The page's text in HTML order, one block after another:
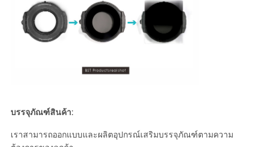
บรรจุภัณฑ์สินค้า:
เราสามารถออกแบบและผลิตอุปกรณ์เสริมบรรจุภัณฑ์ตามความ